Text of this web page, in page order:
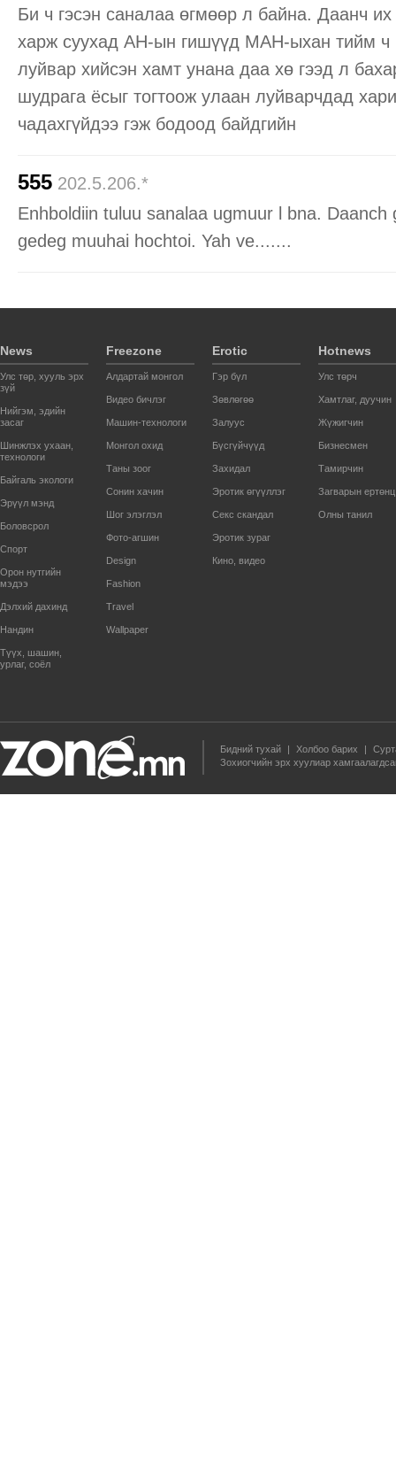
Би ч гэсэн саналаа өгмөөр л байна. Даанч
харж суухад АН-ын гишүүд МАН-ыхан тийм ч
луйвар хийсэн хамт унана даа хө гээд л
шудрага ёсыг тогтоож улаан луйварчдад
чадахгүйдээ гэж бодоод байдгийн
555 202.5.206.*
Enhboldiin tuluu sanalaa ugmuur l bna. Daanch
gedeg muuhai hochtoi. Yah ve.......
News
Улс төр, хууль эрх
зүй
Нийгэм, эдийн
засаг
Шинжлэх ухаан,
технологи
Байгаль экологи
Эрүүл мэнд
Боловсрол
Спорт
Орон нутгийн
мэдээ
Дэлхий дахинд
Нандин
Түүх, шашин,
урлаг, соёл
Freezone
Алдартай монгол
Видео бичлэг
Машин-технологи
Монгол охид
Таны зоог
Сонин хачин
Шог элэглэл
Фото-агшин
Design
Fashion
Travel
Wallpaper
Erotic
Гэр бүл
Зөвлөгөө
Залуус
Бүсгүйчүүд
Захидал
Эротик өгүүллэг
Секс скандал
Эротик зураг
Кино, видео
Hotnews
Улс төрч
Хамтлаг, дуучин
Жүжигчин
Бизнесмен
Тамирчин
Загварын ертөнц
Олны танил
Бидний тухай | Холбоо барих |
Зохиогчийн эрх хуулиар